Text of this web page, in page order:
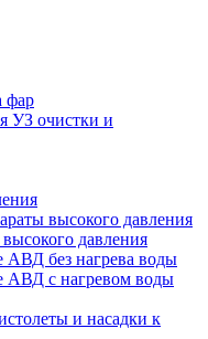
фар
УЗ очистки и
высокого давления
давления
АВД без нагрева воды
АВД с нагревом воды
и насадки к